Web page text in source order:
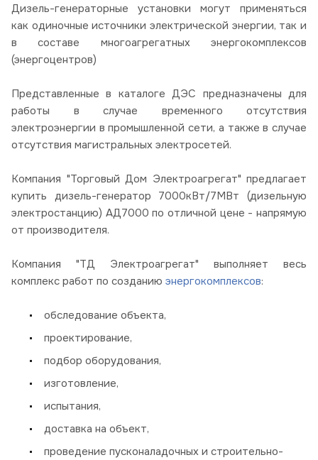
Дизель-генераторные установки могут применяться
как одиночные источники электрической энергии, так и
в составе многоагрегатных энергокомплексов
(энергоцентров)
Представленные в каталоге ДЭС предназначены для
работы в случае временного отсутствия
электроэнергии в промышленной сети, а также в случае
отсутствия магистральных электросетей.
Компания "Торговый Дом Электроагрегат" предлагает
купить дизель-генератор 7000кВт/7МВт (дизельную
электростанцию) АД7000 по отличной цене - напрямую
от производителя.
Компания "ТД Электроагрегат" выполняет весь
комплекс работ по созданию энергокомплексов:
обследование объекта,
проектирование,
подбор оборудования,
изготовление,
испытания,
доставка на объект,
проведение пусконаладочных и строительно-